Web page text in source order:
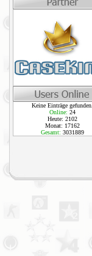
Keine Einträge gefunden.
Online: 24
Heute: 2102
Monat: 17162
Gesamt: 3031889